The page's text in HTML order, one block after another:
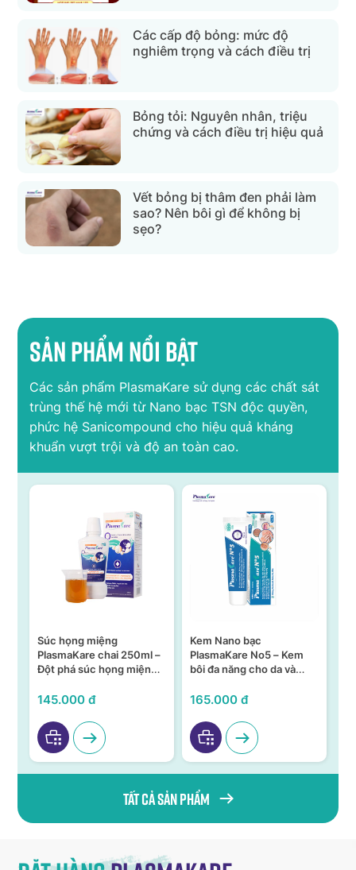
Các cấp độ bỏng: mức độ
nghiêm trọng và cách điều trị
Bỏng tỏi: Nguyên nhân, triệu
chứng và cách điều trị hiệu quả
Vết bỏng bị thâm đen phải làm
sao? Nên bôi gì để không bị
sẹo?
Sản phẩm nổi bật
Các sản phẩm PlasmaKare sử dụng các chất sát
trùng thế hệ mới từ Nano bạc TSN độc quyền,
phức hệ Sanicompound cho hiệu quả kháng
khuẩn vượt trội và độ an toàn cao.
Súc họng miệng
PlasmaKare chai 250ml –
Đột phá súc họng miệng
145.000 đ
Kem Nano bạc
PlasmaKare No5 – Kem
bôi đa năng cho da và
165.000 đ
Tất cả sản phẩm